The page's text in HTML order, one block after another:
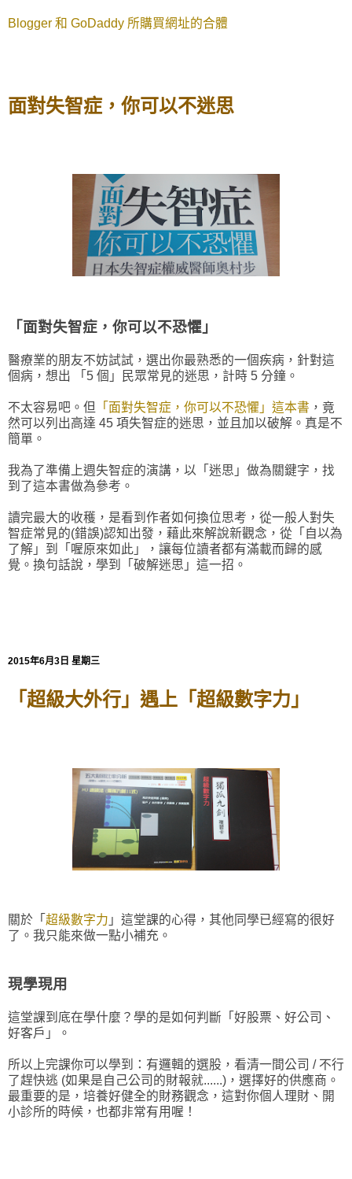
Blogger 和 GoDaddy 所購買網址的合體
面對失智症，你可以不迷思
「面對失智症，你可以不恐懼」
醫療業的朋友不妨試試，選出你最熟悉的一個疾病，針對這
個病，想出 「5 個」民眾常見的迷思，計時 5 分鐘。
不太容易吧。但 「面對失智症，你可以不恐懼」這本書 ，竟
然可以列出高達 45 項失智症的迷思，並且加以破解。真是不
簡單。
我為了準備上週失智症的演講，以「迷思」做為關鍵字，找
到了這本書做為參考。
讀完最大的收穫，是看到作者如何換位思考，從一般人對失
智症常見的(錯誤)認知出發，藉此來解說新觀念，從「自以為
了解」到「喔原來如此」，讓每位讀者都有滿載而歸的感
覺。換句話說，學到「破解迷思」這一招。
2015年6月3日 星期三
「超級大外行」遇上「超級數字力」
關於「 超級數字力 」這堂課的心得，其他同學已經寫的很好
了。我只能來做一點小補充。
現學現用
這堂課到底在學什麼？學的是如何判斷「好股票、好公司、
好客戶」。
所以上完課你可以學到：有邏輯的選股，看清一間公司 / 不行
了趕快逃 (如果是自己公司的財報就......)，選擇好的供應商。
最重要的是，培養好健全的財務觀念，這對你個人理財、開
小診所的時候，也都非常有用喔！